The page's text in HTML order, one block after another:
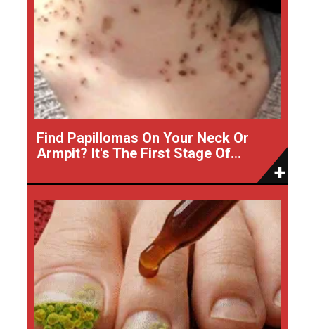
Find Papillomas On Your Neck Or
Armpit? It's The First Stage Of...